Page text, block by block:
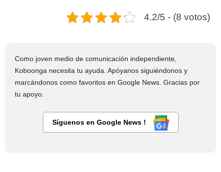
4.2/5 - (8 votos)
Como joven medio de comunicación independiente,
Koboonga necesita tu ayuda. Apóyanos siguiéndonos y
marcándonos como favoritos en Google News. Gracias por
tu apoyo.
Síguenos en Google News !